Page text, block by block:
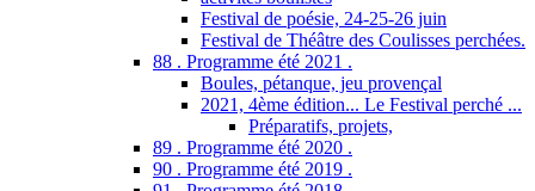
Festival de poésie, 24-25-26 juin
Festival de Théâtre des Coulisses perchées.
88 . Programme été 2021 .
Boules, pétanque, jeu provençal
2021, 4ème édition... Le Festival perché ...
Préparatifs, projets,
89 . Programme été 2020 .
90 . Programme été 2019 .